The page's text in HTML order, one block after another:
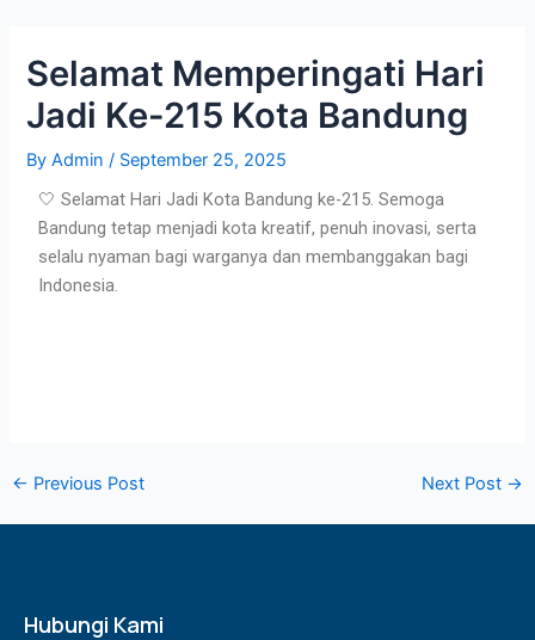
content
Selamat Memperingati Hari
Jadi Ke-215 Kota Bandung
ByAdmin/ September 25, 2025
🤍 Selamat Hari Jadi Kota Bandung ke-215. Semoga
Bandung tetap menjadi kota kreatif, penuh inovasi, serta
selalu nyaman bagi warganya dan membanggakan bagi
Indonesia.
← Previous Post Next Post →
Hubungi Kami